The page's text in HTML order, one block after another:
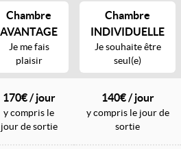
Chambre
AVANTAGE
Je me fais
plaisir
Chambre
INDIVIDUELLE
Je souhaite être
seul(e)
170€ / jour
y compris le
jour de sortie
140€ / jour
y compris le jour de
sortie